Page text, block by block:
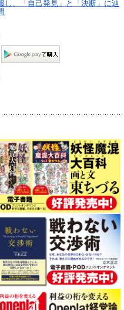
し、「自己発見」と「決断」に辿